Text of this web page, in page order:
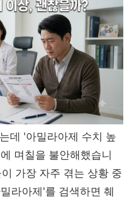
데 '아밀라아제 수치 높
며칠을 불안해했습니
가장 자주 겪는 상황 중
라아제'를 검색하면 췌